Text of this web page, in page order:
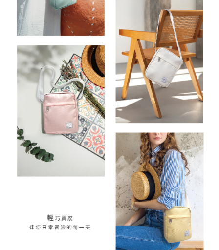
易，需依本服務之必要範圍內提供個人資料，並將交易相關給付款項請求債
權轉讓予恩沛科技股份有限公司。
２．關於個人資料處理事宜，請瀏覽以下網址：
https://aftee.tw/terms/#terms3
３．未成年的使用者請事先徵得法定代理人或監護人之同意方可使用
「AFTEE先享後付」，若未經同意申辦者引起之損失，本公司不負相關責
任。
４．使用「AFTEE先享後付」時，將依據個別帳號之用戶狀況，依本公司即
時審查核予不同之上限額度；若仍有額度不足之情形，本公司將視審查結果
請求用戶進行身份認證。
５．嚴禁一人註冊多個帳號或使用他人資訊註冊。若發現惡意使用之情形，
恩沛科技股份有限公司將有權停止該用戶之使用額度並採取法律行動。